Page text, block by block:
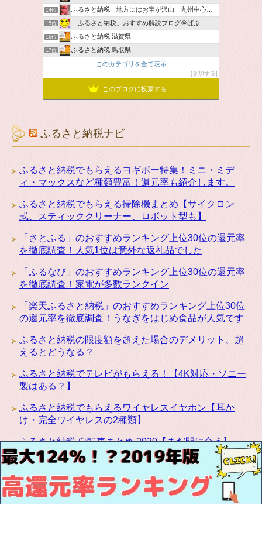
14位 ふるさと納税 地方にはお宝が沢山 九州中心です。
15位 「ふるさと納税」おすすめ解説ブログ＠ばぶ
16位 ふるさと納税 滋賀県
17位
ふるさと納税 鳥取県
このカテゴリを全て表示
参加する
このブログに投票する
ふるさと納税ナビ
ふるさと納税でもらえるヨギボー特集！ミニ・ミデ
ィ・マックスなど種類豊富！還元率も紹介します。
ふるさと納税でもらえる掃除機まとめ【サイクロン
式、スティッククリーナー、ロボット型も】
「さとふる」のおすすめランキング上位30位の還元率
を徹底調査！人気1位は意外な返礼品でした
「ふるなび」のおすすめランキング上位30位の還元率
を徹底調査！家電が多数ランクイン
「楽天ふるさと納税」のおすすめランキング上位30位
の還元率を徹底調査！うなぎをはじめ食品が人気です
ふるさと納税の限度額を超えた場合のデメリット、超
えるとどうなる？
ふるさと納税でテレビがもらえる！【4K対応・ソニー
製はある？】
ふるさと納税でもらえるワイヤレスイヤホン【耳か
け・完全ワイヤレスの2種類】
ふるさと納税 自転車まとめ 2020【まだ間に合う】
ふるさと納税にカリモクの高級家具が登場！椅子・テ
ーブル・ベッドなど種類豊富です